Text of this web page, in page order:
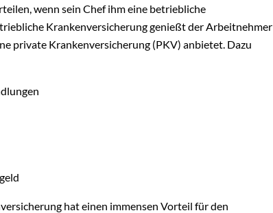
wenn sein Chef ihm eine betriebliche
Krankenversicherung genießt der Arbeitnehmer
private Krankenversicherung (PKV) anbietet. Dazu
hat einen immensen Vorteil für den